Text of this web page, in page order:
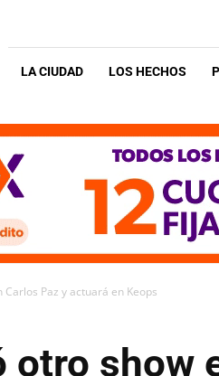
LA CIUDAD LOS HECHOS
Paz y actuará en Keops
otro show